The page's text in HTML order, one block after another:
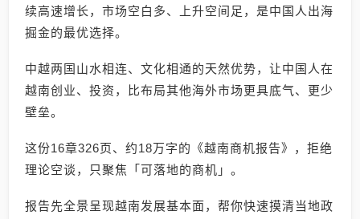
续高速增长，市场空白多、上升空间足，是中国人出海
掘金的最优选择。
中越两国山水相连、文化相通的天然优势，让中国人在
越南创业、投资，比布局其他海外市场更具底气、更少
壁垒。
这份16章326页、约18万字的《越南商机报告》，拒绝
理论空谈，只聚焦「可落地的商机」。
报告先全景呈现越南发展基本面，帮你快速摸清当地政